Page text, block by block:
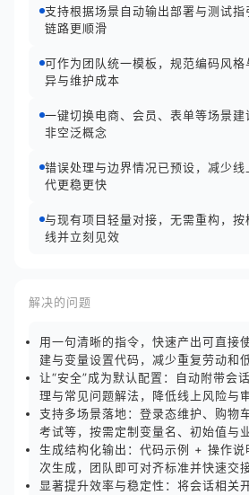
支持根据场景自动输出部署与测试
链路更顺滑
可作为团队统一模板，规范编码风
异与维护成本
一键切换电商、会员、表单等场景
非空泛概念
错误处理与边界情况已预设，减少
代更稳更快
与现有项目轻量对接，无需重构，
线并立刻见效
解决的问题
用一句清晰的指令，快速产出可直接
建与变量设置代码，减少重复劳动和
让“安全”成为默认配置：自动附带会
理与常见问题解法，降低线上风险与
支持多场景落地：登录态维护、购物
考试等，按需定制变量名、初始值与
生成结构化输出：代码示例 + 操作
次生成，团队即可对齐标准并快速交接
显著提升效率与稳定性：将会话相关